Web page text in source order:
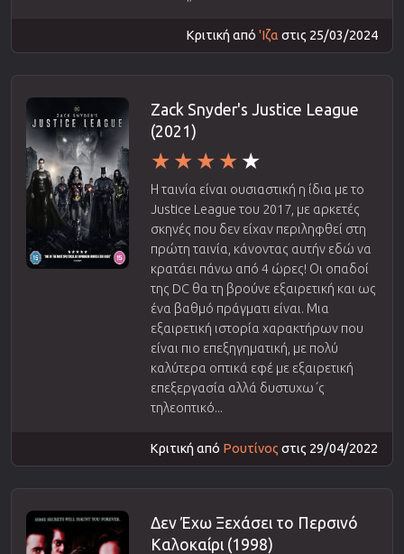
Κριτική από 'Ιζα στις 25/03/2024
Zack Snyder's Justice League
(2021)
Η ταινία είναι ουσιαστική η ίδια με το
Justice League του 2017, με αρκετές
σκηνές που δεν είχαν περιληφθεί στη
πρώτη ταινία, κάνοντας αυτήν εδώ να
κρατάει πάνω από 4 ώρες! Οι οπαδοί
της DC θα τη βρούνε εξαιρετική και ως
ένα βαθμό πράγματι είναι. Μια
εξαιρετική ιστορία χαρακτήρων που
είναι πιο επεξηγηματική, με πολύ
καλύτερα οπτικά εφέ με εξαιρετική
επεξεργασία αλλά δυστυχω΄ς
τηλεοπτικό...
Κριτική από Ρουτίνος στις 29/04/2022
Δεν Έχω Ξεχάσει το Περσινό
Καλοκαίρι (1998)